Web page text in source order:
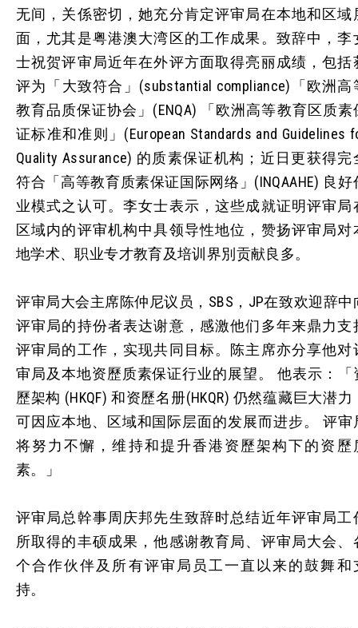
无间，关係密切，她充分肯定评审局在本地和区域
面，尤其是粤港澳大湾区的工作成果。致辞中，李
士祝贺评审局近年在外评方面取得亮丽成绩，包括
评为「大致符合」(substantial compliance)「欧洲高
教育品质保证协会」(ENQA) 「欧洲高等教育区质素
证标准和准则」(European Standards and Guidelines
Quality Assurance) 的质素保证机构；近日更获得完
符合「高等教育质素保证国际网络」(INQAAHE) 良好
业模式之认可。李女士表示，这些成就证明评审局
区域内的评审机构中具领导性地位，赞扬评审局对
地学术、职业专才教育及培训界別贡献良多。
评审局大会主席陈仲尼议员，SBS，JP在致欢迎辞中
评审局的持份者表达谢意，感激他们多年来鼎力支
评审局的工作，实现共同目标。陈主席亦分享他对
审局及本地资歷质素保证行业的展望。 他表示：「
歷架构 (HKQF) 和资歷名册(HKQR) 仍然蕴藏巨大潜力
可因应本地、区域和国际层面的发展而进步。 评审
将努力不懈，维持和提升香港资歷架构下的资歷
素。」
评审局总幹事周庆邦先生致辞时总结近年评审局工
所取得的丰硕成果，他感谢教育局、评审局大会、
个合作伙伴及所有评审局员工一直以来的鼓舞和
持。